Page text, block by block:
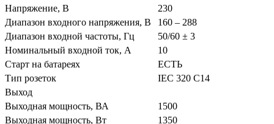
Напряжение, В
230
Диапазон входного напряжения, В
160 – 288
Диапазон входной частоты, Гц
50/60 ± 3
Номинальный входной ток, А
10
Старт на батареях
ЕСТЬ
Тип розеток
IEC 320 C14
Выход
Выходная мощность, ВА
1500
Выходная мощность, Вт
1350